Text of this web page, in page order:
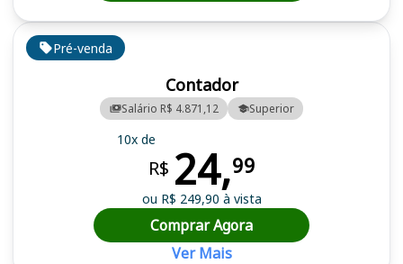
Pré-venda
Contador
Salário R$ 4.871,12 Superior
10x de
R$ 24,99
ou R$ 249,90 à vista
Comprar Agora
Ver Mais